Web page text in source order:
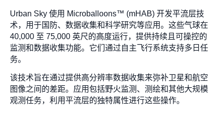
Urban Sky 使用 Microballoons™ (mHAB) 开发平流层技
术，用于国防、数据收集和科学研究等应用。这些气球在
40,000 至 75,000 英尺的高度运行，提供持续且可操控的
监测和数据收集功能。它们通过自主飞行系统支持多日任
务。
该技术旨在通过提供高分辨率数据收集来弥补卫星和航空
图像之间的差距。应用包括野火监测、测绘和其他大规模
观测任务，利用平流层的独特属性进行这些操作。